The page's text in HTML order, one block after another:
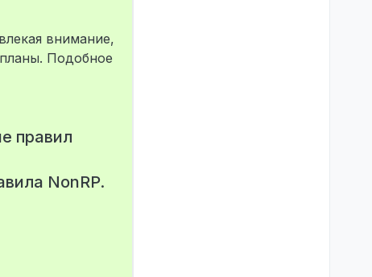
внимание,
Подобное
правил
NonRP.